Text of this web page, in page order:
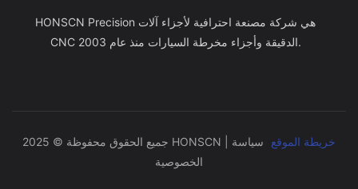
HONSCN Precision هي شركة مصنعة احترافية لأجزاء آلات
CNC الدقيقة وأجزاء مخرطة السيارات منذ عام 2003.
جميع الحقوق محفوظة © 2025 HONSCN | خريطة الموقع
سياسة
الخصوصية